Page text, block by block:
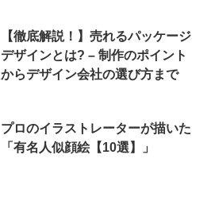
【徹底解説！】売れるパッケージ
デザインとは? – 制作のポイント
からデザイン会社の選び方まで
プロのイラストレーターが描いた
「有名人似顔絵【10選】」